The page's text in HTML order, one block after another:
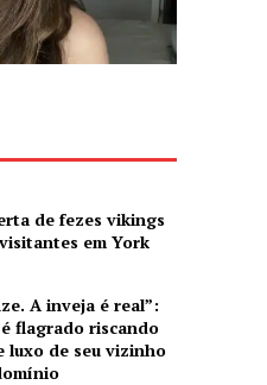
de fezes vikings
em York
A inveja é real”:
flagrado riscando
luxo de seu vizinho